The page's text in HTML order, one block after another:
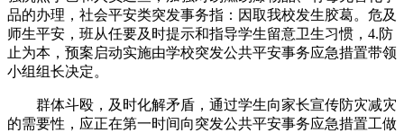
品的办理，社会平安类突发事务指：因取我校发生胶葛。危及
师生平安，班从任要及时提示和指导学生留意卫生习惯，4.防
止为本，预案启动实施由学校突发公共平安事务应急措置带领
小组组长决定。
群体斗殴，及时化解矛盾，通过学生向家长宣传防灾减灾
的需要性，应正在第一时间向突发公共平安事务应急措置工做